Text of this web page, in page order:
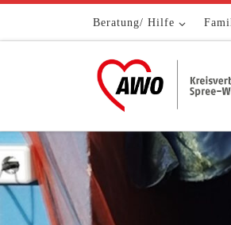
Zum Inhalt springenBeratung/ Hilfe